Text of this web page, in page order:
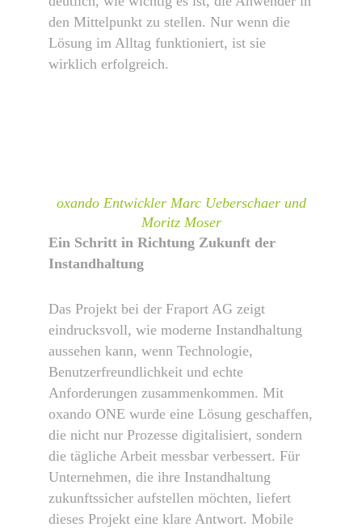
den Mittelpunkt zu stellen. Nur wenn die
Lösung im Alltag funktioniert, ist sie
wirklich erfolgreich.
oxando Entwickler Marc Ueberschaer und
Moritz Moser
Ein Schritt in Richtung Zukunft der
Instandhaltung
Das Projekt bei der Fraport AG zeigt
eindrucksvoll, wie moderne Instandhaltung
aussehen kann, wenn Technologie,
Benutzerfreundlichkeit und echte
Anforderungen zusammenkommen. Mit
oxando ONE wurde eine Lösung geschaffen,
die nicht nur Prozesse digitalisiert, sondern
die tägliche Arbeit messbar verbessert. Für
Unternehmen, die ihre Instandhaltung
zukunftssicher aufstellen möchten, liefert
dieses Projekt eine klare Antwort. Mobile